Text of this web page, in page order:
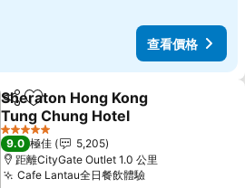
查看價格
分享 放到收藏夾
Sheraton Hong Kong
Tung Chung Hotel
查看價格
5 星級
9.0 極佳
5,205
距離CityGate Outlet 1.0 公里
Cafe Lantau全日餐飲體驗查看價格